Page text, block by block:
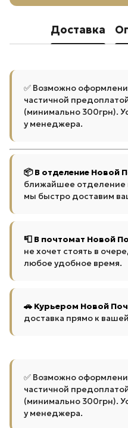
Доставка
✅ Возможно
частичной
(минимально 300грн).
у менеджера.
📦 В отделение Новой
ближайшее отделение
мы быстро доставим
📮 В почтомат Новой
не хочет стоять в
любое удобное время.
🚗 Курьером Новой
доставка прямо к
✅ Возможно
частичной
(минимально 300грн).
у менеджера.